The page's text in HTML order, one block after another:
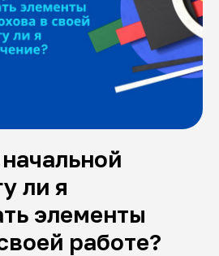
ли я
элементы
работе?